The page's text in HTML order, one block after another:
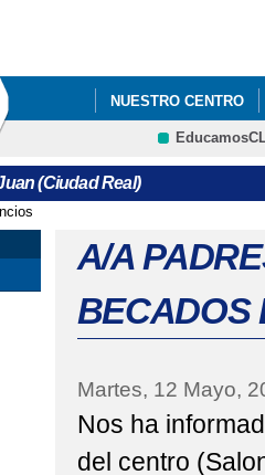
NUESTRO CENTRO
BECAS DE LIBROS
FACEBOOK-
(Ciudad Real)
aquí
A/A
BECADOS
Martes, 12 Mayo,
Nos ha
del centro